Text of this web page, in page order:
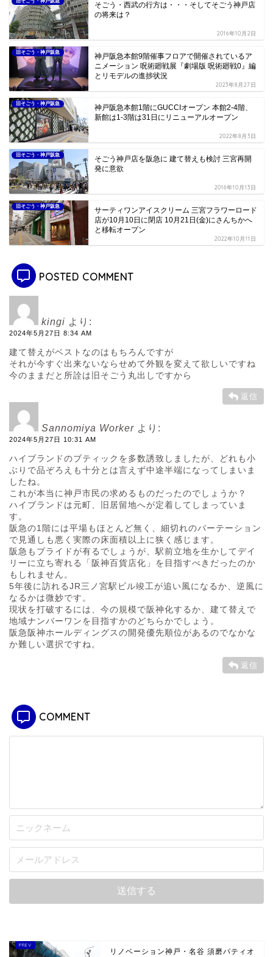
そごう・西武の行方は・・・そしてそごう神戸店
の将来は？
2016年10月2日
旧そごう・神戸阪急
神戸阪急本館9階催事フロアで開催されているア
ニメーション 呪術廻戦展『劇場版 呪術廻戦0』編
とリモデルの進捗状況
2023年8月27日
旧そごう・神戸阪急
神戸阪急本館1階にGUCCIオープン 本館2-4階、
新館は1-3階は31日にリニューアルオープン
2022年8月3日
旧そごう・神戸阪急
そごう神戸店を阪急に 建て替えも検討 三宮再開
発に意欲
2016年10月13日
旧そごう・神戸阪急
サーティワンアイスクリーム 三宮フラワーロード
店が10月10日に閉店 10月21日(金)にさんちかへ
と移転オープン
2022年10月11日
POSTED COMMENT
kingi より:
2024年5月27日 8:34 AM
建て替えがベストなのはもちろんですが
それが今すぐ出来ないならせめて外観を変えて欲しいですね
今のままだと所詮は旧そごう丸出しですから
返信
Sannomiya Worker より:
2024年5月27日 10:31 AM
ハイブランドのブティックを多数誘致しましたが、どれも小
ぶりで品ぞろえも十分とは言えず中途半端になってしまいま
したね。
これが本当に神戸市民の求めるものだったのでしょうか？
ハイブランドは元町、旧居留地へが定着してしまっていま
す。
阪急の1階には平場もほとんど無く、細切れのパーテーション
で見通しも悪く実際の床面積以上に狭く感じます。
阪急もプライドが有るでしょうが、駅前立地を生かしてデイ
リーに立ち寄れる「阪神百貨店化」を目指すべきだったのか
もしれません。
5年後に訪れるJR三ノ宮駅ビル竣工が追い風になるか、逆風に
なるかは微妙です。
現状を打破するには、今の規模で阪神化するか、建て替えで
地域ナンバーワンを目指すかのどちらかでしょう。
阪急阪神ホールディングスの開発優先順位があるのでなかな
か難しい選択ですね。
返信
COMMENT
リノベーション神戸・名谷 須磨パティオ